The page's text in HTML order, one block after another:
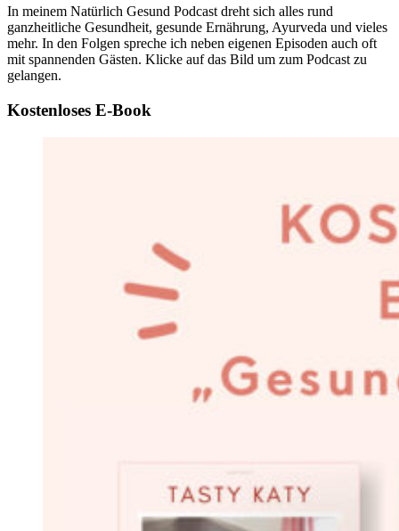
In meinem Natürlich Gesund Podcast dreht sich alles rund
ganzheitliche Gesundheit, gesunde Ernährung, Ayurveda und vieles
mehr. In den Folgen spreche ich neben eigenen Episoden auch oft
mit spannenden Gästen. Klicke auf das Bild um zum Podcast zu
gelangen.
Kostenloses E-Book